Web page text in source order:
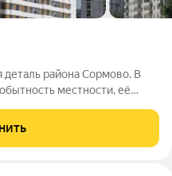
местности, её
доступности: транспортная